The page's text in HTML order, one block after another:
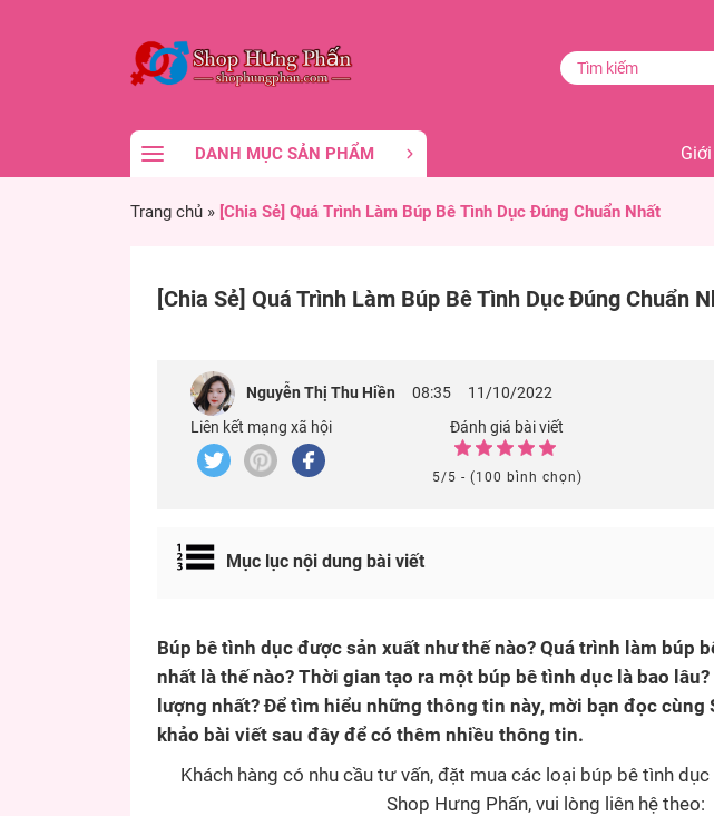
DANH MỤC SẢN PHẨM
Trang chủ » [Chia Sẻ] Quá Trình Làm Búp Bê Tình Dục Đúng Chuẩn Nhất
[Chia Sẻ] Quá Trình Làm Búp Bê Tình Dục Đúng Chuẩn
Nguyễn Thị Thu Hiền 08:35
11/10/2022
Liên kết mạng xã hội
Đánh giá bài viết
5/5 - (100 bình chọn)
Mục lục nội dung bài viết
Búp bê tình dục được sản xuất như thế nào? Quá trình làm búp
nhất là thế nào? Thời gian tạo ra một búp bê tình dục là bao
lượng nhất? Để tìm hiểu những thông tin này, mời bạn đọc cùng
khảo bài viết sau đây để có thêm nhiều thông tin.
Khách hàng có nhu cầu tư vấn, đặt mua các loại búp bê tình
Shop Hưng Phấn, vui lòng liên hệ theo: